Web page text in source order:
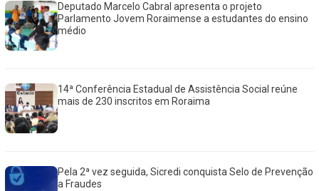
Deputado Marcelo Cabral apresenta o projeto
Parlamento Jovem Roraimense a estudantes do ensino
médio
14ª Conferência Estadual de Assistência Social reúne
mais de 230 inscritos em Roraima
Pela 2ª vez seguida, Sicredi conquista Selo de Prevenção
a Fraudes